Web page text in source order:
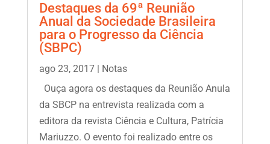
Destaques da 69ª Reunião
Anual da Sociedade Brasileira
para o Progresso da Ciência
(SBPC)
ago 23, 2017|
Notas
Ouça agora os destaques da Reunião Anula
da SBCP na entrevista realizada com a
editora da revista Ciência e Cultura, Patrícia
Mariuzzo. O evento foi realizado entre os